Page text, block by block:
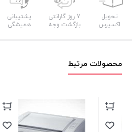
تحویل
اکسپرس
7 روز گارانتی
بازگشت وجه
پشتیبانی
همیشگی
محصولات مرتبط